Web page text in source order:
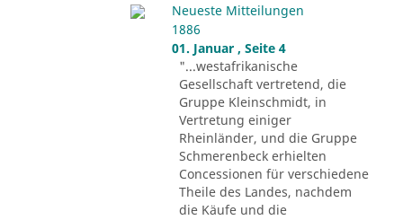
Neueste Mitteilungen
1886
01. Januar , Seite 4
"...westafrikanische
Gesellschaft vertretend, die
Gruppe Kleinschmidt, in
Vertretung einiger
Rheinländer, und die Gruppe
Schmerenbeck erhielten
Concessionen für verschiedene
Theile des Landes, nachdem
die Käufe und die